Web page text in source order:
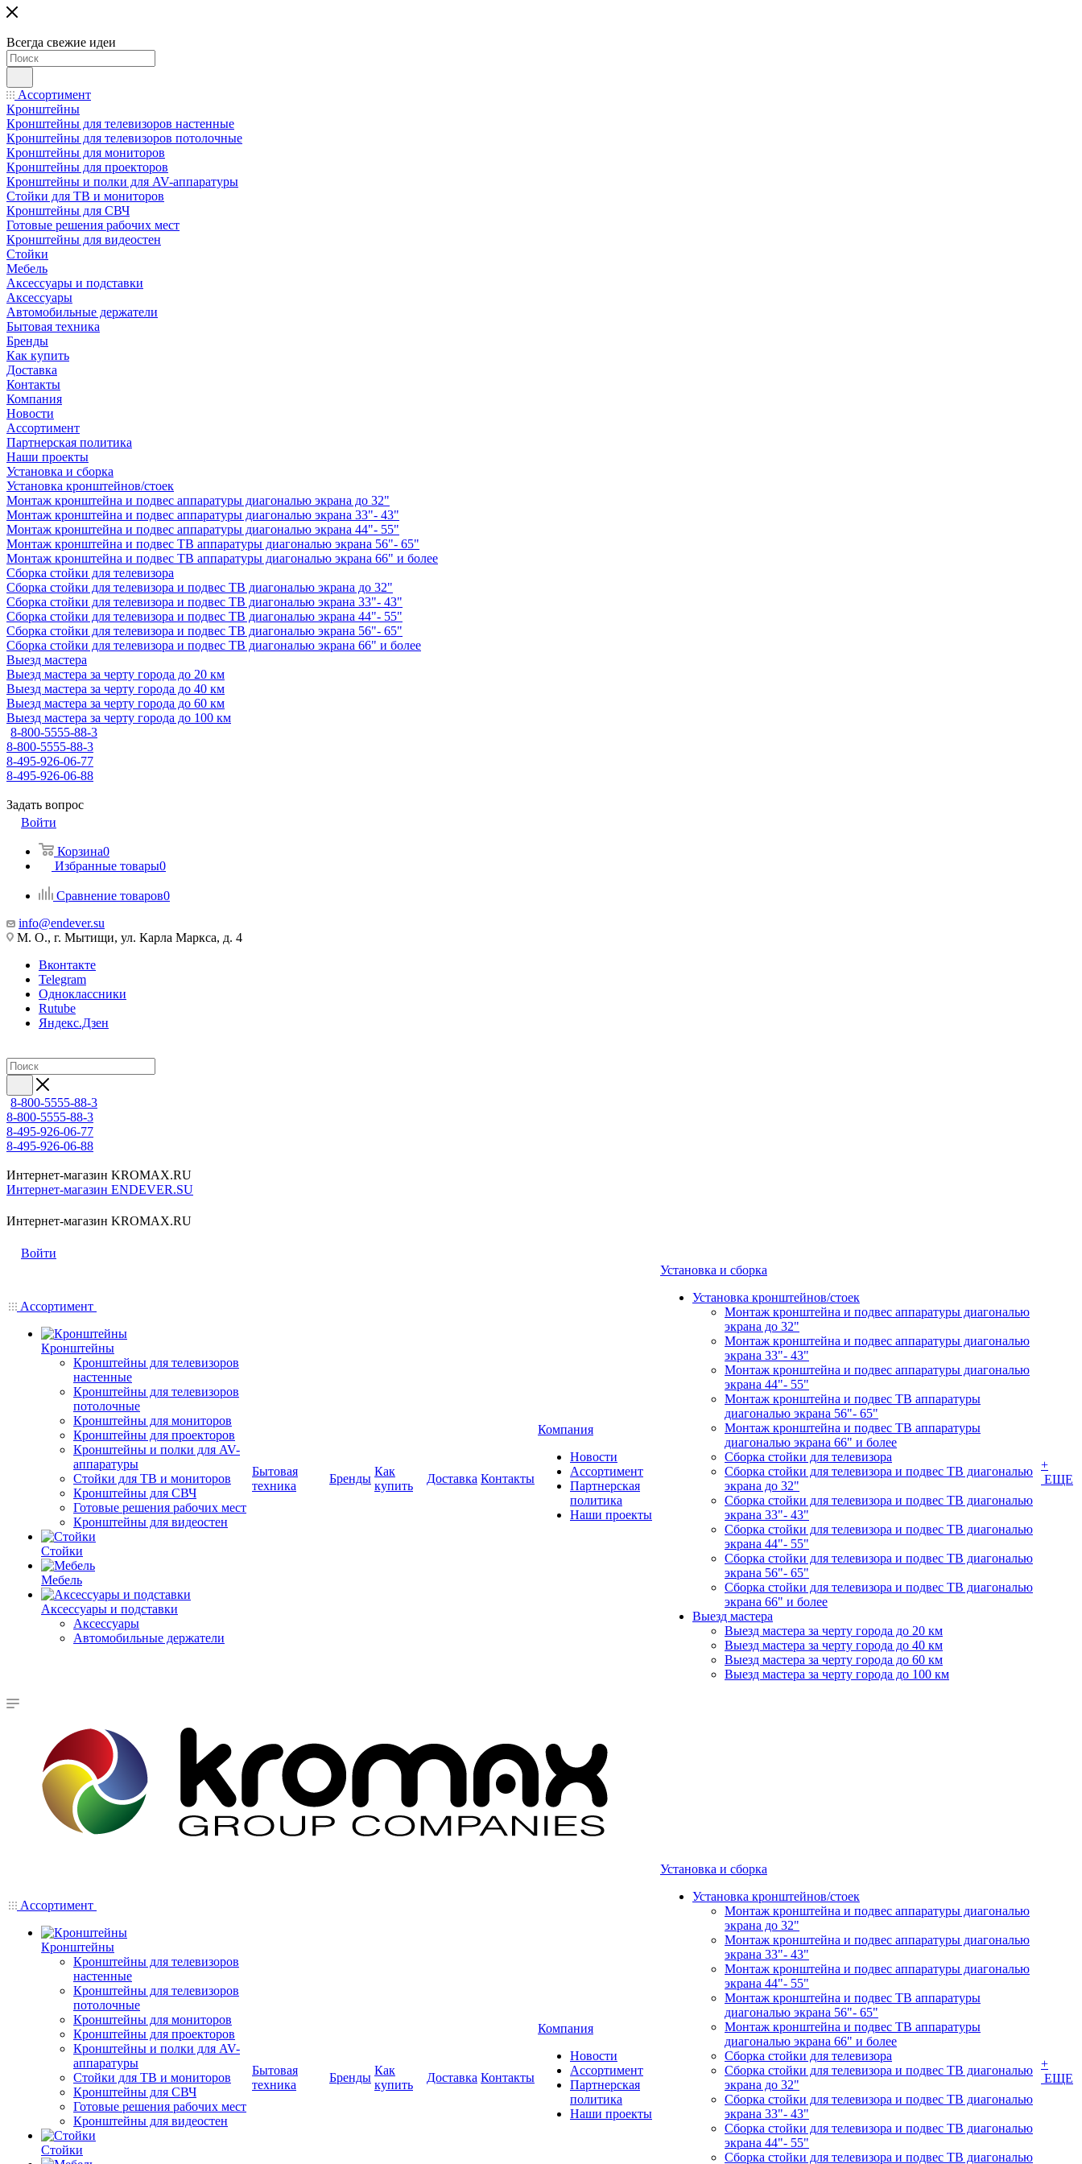
Всегда свежие идеи
Ассортимент
Кронштейны
Кронштейны для телевизоров настенные
Кронштейны для телевизоров потолочные
Кронштейны для мониторов
Кронштейны для проекторов
Кронштейны и полки для AV-аппаратуры
Стойки для ТВ и мониторов
Кронштейны для СВЧ
Готовые решения рабочих мест
Кронштейны для видеостен
Стойки
Мебель
Аксессуары и подставки
Аксессуары
Автомобильные держатели
Бытовая техника
Бренды
Как купить
Доставка
Контакты
Компания
Новости
Ассортимент
Партнерская политика
Наши проекты
Установка и сборка
Установка кронштейнов/стоек
Монтаж кронштейна и подвес аппаратуры диагональю экрана до 32"
Монтаж кронштейна и подвес аппаратуры диагональю экрана 33"- 43"
Монтаж кронштейна и подвес аппаратуры диагональю экрана 44"- 55"
Монтаж кронштейна и подвес ТВ аппаратуры диагональю экрана 56"- 65"
Монтаж кронштейна и подвес ТВ аппаратуры диагональю экрана 66" и более
Сборка стойки для телевизора
Сборка стойки для телевизора и подвес ТВ диагональю экрана до 32"
Сборка стойки для телевизора и подвес ТВ диагональю экрана 33"- 43"
Сборка стойки для телевизора и подвес ТВ диагональю экрана 44"- 55"
Сборка стойки для телевизора и подвес ТВ диагональю экрана 56"- 65"
Сборка стойки для телевизора и подвес ТВ диагональю экрана 66" и более
Выезд мастера
Выезд мастера за черту города до 20 км
Выезд мастера за черту города до 40 км
Выезд мастера за черту города до 60 км
Выезд мастера за черту города до 100 км
8-800-5555-88-3
8-800-5555-88-3
8-495-926-06-77
8-495-926-06-88
Задать вопрос
Войти
Корзина0
Избранные товары0
Сравнение товаров0
info@endever.su
М. О., г. Мытищи, ул. Карла Маркса, д. 4
Вконтакте
Telegram
Одноклассники
Rutube
Яндекс.Дзен
8-800-5555-88-3
8-800-5555-88-3
8-495-926-06-77
8-495-926-06-88
Интернет-магазин KROMAX.RU
Интернет-магазин ENDEVER.SU
Интернет-магазин KROMAX.RU
Войти
Ассортимент
Кронштейны
Кронштейны для телевизоров
настенные
Кронштейны для телевизоров
потолочные
Кронштейны для мониторов
Кронштейны для проекторов
Кронштейны и полки для AV-
аппаратуры
Стойки для ТВ и мониторов
Кронштейны для СВЧ
Готовые решения рабочих мест
Кронштейны для видеостен
Стойки
Мебель
Аксессуары и подставки
Аксессуары
Автомобильные держатели
Бытовая
техника
Бренды
Как
купить
Доставка Контакты
Компания
Новости
Ассортимент
Партнерская
политика
Наши проекты
Установка и сборка
Установка кронштейнов/стоек
Монтаж кронштейна и подвес аппаратуры диагональю
экрана до 32"
Монтаж кронштейна и подвес аппаратуры диагональю
экрана 33"- 43"
Монтаж кронштейна и подвес аппаратуры диагональю
экрана 44"- 55"
Монтаж кронштейна и подвес ТВ аппаратуры
диагональю экрана 56"- 65"
Монтаж кронштейна и подвес ТВ аппаратуры
диагональю экрана 66" и более
Сборка стойки для телевизора
Сборка стойки для телевизора и подвес ТВ диагональю
экрана до 32"
Сборка стойки для телевизора и подвес ТВ диагональю
экрана 33"- 43"
Сборка стойки для телевизора и подвес ТВ диагональю
экрана 44"- 55"
Сборка стойки для телевизора и подвес ТВ диагональю
экрана 56"- 65"
Сборка стойки для телевизора и подвес ТВ диагональю
экрана 66" и более
Выезд мастера
Выезд мастера за черту города до 20 км
Выезд мастера за черту города до 40 км
Выезд мастера за черту города до 60 км
Выезд мастера за черту города до 100 км
+
ЕЩЕ
Ассортимент
Кронштейны
Кронштейны для телевизоров
настенные
Кронштейны для телевизоров
потолочные
Кронштейны для мониторов
Кронштейны для проекторов
Кронштейны и полки для AV-
аппаратуры
Стойки для ТВ и мониторов
Кронштейны для СВЧ
Готовые решения рабочих мест
Кронштейны для видеостен
Стойки
Бытовая
техника
Бренды
Как
купить
Доставка Контакты
Компания
Новости
Ассортимент
Партнерская
политика
Наши проекты
Установка и сборка
Установка кронштейнов/стоек
Монтаж кронштейна и подвес аппаратуры диагональю
экрана до 32"
Монтаж кронштейна и подвес аппаратуры диагональю
экрана 33"- 43"
Монтаж кронштейна и подвес аппаратуры диагональю
экрана 44"- 55"
Монтаж кронштейна и подвес ТВ аппаратуры
диагональю экрана 56"- 65"
Монтаж кронштейна и подвес ТВ аппаратуры
диагональю экрана 66" и более
Сборка стойки для телевизора
Сборка стойки для телевизора и подвес ТВ диагональю
экрана до 32"
Сборка стойки для телевизора и подвес ТВ диагональю
экрана 33"- 43"
Сборка стойки для телевизора и подвес ТВ диагональю
экрана 44"- 55"
Сборка стойки для телевизора и подвес ТВ диагональю
+
ЕЩЕ